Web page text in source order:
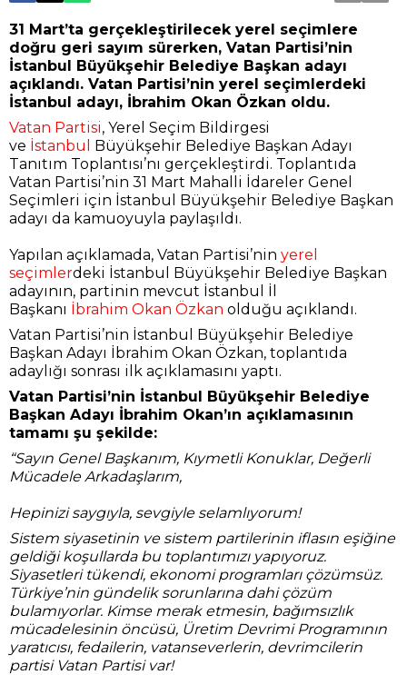
31 Mart’ta gerçekleştirilecek yerel seçimlere
doğru geri sayım sürerken, Vatan Partisi’nin
İstanbul Büyükşehir Belediye Başkan adayı
açıklandı. Vatan Partisi’nin yerel seçimlerdeki
İstanbul adayı, İbrahim Okan Özkan oldu.
Vatan Partisi, Yerel Seçim Bildirgesi
ve İstanbul
Büyükşehir Belediye Başkan Adayı
Tanıtım Toplantısı’nı gerçekleştirdi. Toplantıda
Vatan Partisi’nin 31 Mart Mahalli İdareler Genel
Seçimleri için İstanbul Büyükşehir Belediye Başkan
adayı da kamuoyuyla paylaşıldı.
Yapılan açıklamada, Vatan Partisi’nin yerel
seçimlerdeki İstanbul Büyükşehir Belediye Başkan
adayının, partinin mevcut İstanbul İl
Başkanı İbrahim Okan Özkan olduğu açıklandı.
Vatan Partisi’nin İstanbul Büyükşehir Belediye
Başkan Adayı İbrahim Okan Özkan, toplantıda
adaylığı sonrası ilk açıklamasını yaptı.
Vatan Partisi’nin İstanbul Büyükşehir Belediye
Başkan Adayı İbrahim Okan’ın açıklamasının
tamamı şu şekilde:
“Sayın Genel Başkanım, Kıymetli Konuklar, Değerli
Mücadele Arkadaşlarım,
Hepinizi saygıyla, sevgiyle selamlıyorum!
Sistem siyasetinin ve sistem partilerinin iflasın eşiğine
geldiği koşullarda bu toplantımızı yapıyoruz.
Siyasetleri tükendi, ekonomi programları çözümsüz.
Türkiye’nin gündelik sorunlarına dahi çözüm
bulamıyorlar. Kimse merak etmesin, bağımsızlık
mücadelesinin öncüsü, Üretim Devrimi Programının
yaratıcısı, fedailerin, vatanseverlerin, devrimcilerin
partisi Vatan Partisi var!